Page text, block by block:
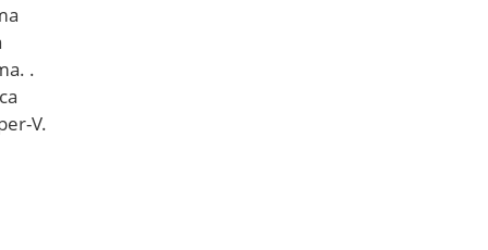
.
V.